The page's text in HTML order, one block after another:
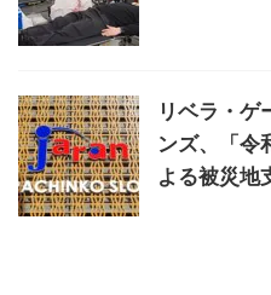
リベラ・ゲ
ンズ、「令
よる被災地